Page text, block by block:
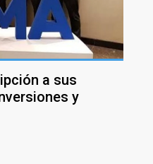
a sus
y